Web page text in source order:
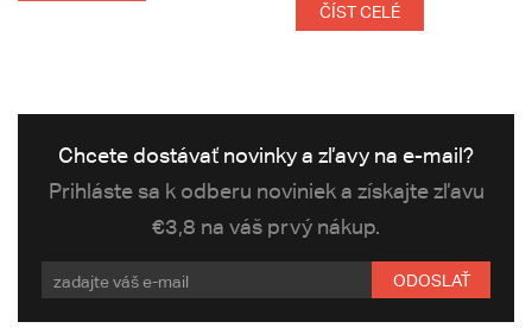
ČÍST CELÉ
Chcete dostávať novinky a zľavy na e-mail?
Prihláste sa k odberu noviniek a získajte zľavu
€3,8 na váš prvý nákup.
ODOSLAŤ